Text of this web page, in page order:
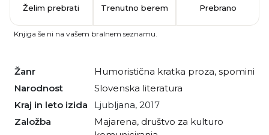
Žanr humoristična kratka proza, spomini
Narodnost
slovenska literatura
Kraj in leto izida
Ljubljana, 2017
Založba
Majarena, društvo za kulturo
Želim prebrati Trenutno berem Prebrano
Knjiga še ni na vašem bralnem seznamu.